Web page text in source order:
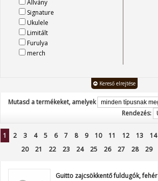
Állvány
Signature
Ukulele
Limitált
Furulya
merch
Kereső elrejtése
Mutasd a termékeket, amelyek
Rendezés:
1 2 3 4 5 6 7 8 9 10 11 12 13 14
20
21 22 23 24 25 26 27 28 29
Guitto zajcsökkentő fuldugók, fehér